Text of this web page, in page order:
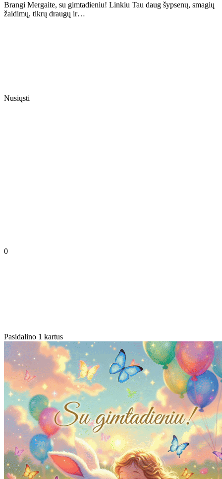
Brangi Mergaite, su gimtadieniu! Linkiu Tau daug šypsenų, smagių
žaidimų, tikrų draugų ir…
Nusiųsti
0
Pasidalino 1 kartus